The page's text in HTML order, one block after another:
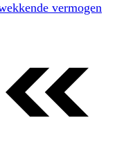
vermogen